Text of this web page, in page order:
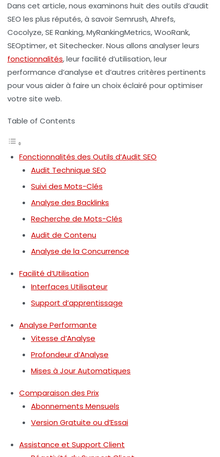
Dans cet article, nous examinons huit des outils d’audit
SEO les plus réputés, à savoirSemrush,Ahrefs,
Cocolyze,SE Ranking,MyRankingMetrics,WooRank,
SEOptimer, et Sitechecker. Nous allons analyser leurs
fonctionnalités, leur facilité d’utilisation, leur
performance d’analyse et d’autres critères pertinents
pour vous aider à faire un choix éclairé pour optimiser
votre site web.
Table of Contents
Fonctionnalités des Outils d’Audit SEO
Audit Technique SEO
Suivi des Mots-Clés
Analyse des Backlinks
Recherche de Mots-Clés
Audit de Contenu
Analyse de la Concurrence
Facilité d’Utilisation
Interfaces Utilisateur
Support d’apprentissage
Analyse Performante
Vitesse d’Analyse
Profondeur d’Analyse
Mises à Jour Automatiques
Comparaison des Prix
Abonnements Mensuels
Version Gratuite ou d’Essai
Assistance et Support Client